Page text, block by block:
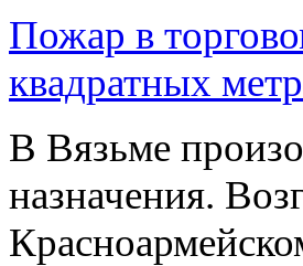
Пожар в
квадратных
В Вязьме
назначения.